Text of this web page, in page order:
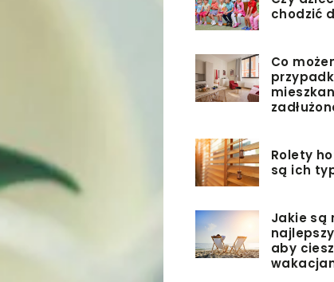
chodzić
Co
Rolety
są ich
Jakie są
aby